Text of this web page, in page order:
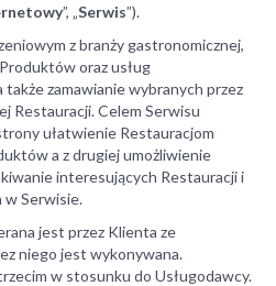
”, „Serwis”).
z branży gastronomicznej,
oraz usług
zamawianie wybranych przez
Restauracji. Celem Serwisu
ułatwienie Restauracjom
a z drugiej umożliwienie
interesujących Restauracji i
Serwisie.
jest przez Klienta ze
niego jest wykonywana.
w stosunku do Usługodawcy.